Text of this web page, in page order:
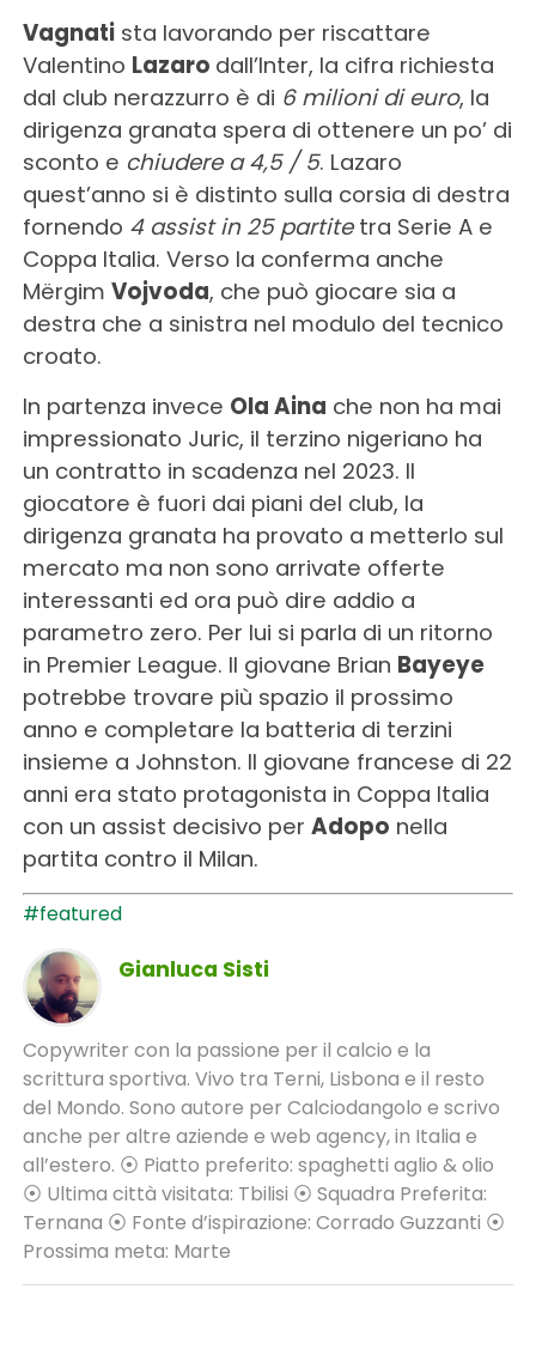
Vagnatista lavorando per riscattare
Valentino Lazaro dall’Inter, la cifra richiesta
dal club nerazzurro è di 6 milioni di euro, la
dirigenza granata spera di ottenere un po’ di
sconto e chiudere a 4,5 / 5. Lazaro
quest’anno si è distinto sulla corsia di destra
fornendo 4 assist in 25 partitetra Serie A e
Coppa Italia. Verso la conferma anche
Mërgim Vojvoda, che può giocare sia a
destra che a sinistra nel modulo del tecnico
croato.
In partenza invece Ola Aina che non ha mai
impressionato Juric, il terzino nigeriano ha
un contratto in scadenza nel 2023. Il
giocatore è fuori dai piani del club, la
dirigenza granata ha provato a metterlo sul
mercato ma non sono arrivate offerte
interessanti ed ora può dire addio a
parametro zero. Per lui si parla di un ritorno
in Premier League. Il giovane Brian Bayeye
potrebbe trovare più spazio il prossimo
anno e completare la batteria di terzini
insieme a Johnston. Il giovane francese di 22
anni era stato protagonista in Coppa Italia
con un assist decisivo per Adopo nella
partita contro il Milan.
#featured
Gianluca Sisti
Copywriter con la passione per il calcio e la
scrittura sportiva. Vivo tra Terni, Lisbona e il resto
del Mondo. Sono autore per Calciodangolo e scrivo
anche per altre aziende e web agency, in Italia e
all’estero. ⦿ Piatto preferito: spaghetti aglio & olio
⦿ Ultima città visitata: Tbilisi ⦿ Squadra Preferita:
Ternana ⦿ Fonte d’ispirazione: Corrado Guzzanti ⦿
Prossima meta: Marte